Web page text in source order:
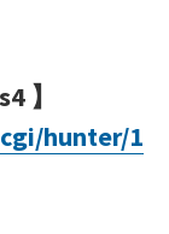
】
hunter/1